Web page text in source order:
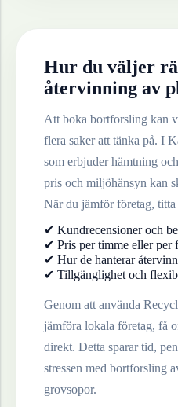
Hur du väljer
återvinning av
Att boka bortforsling kan
flera saker att tänka på. I
som erbjuder hämtning
pris och miljöhänsyn kan
När du jämför företag, titta
✔ Kundrecensioner och
✔ Pris per timme eller per
✔ Hur de hanterar
✔ Tillgänglighet och
Genom att använda
jämföra lokala företag, få
direkt. Detta sparar tid,
stressen med bortforsling
grovsopor.